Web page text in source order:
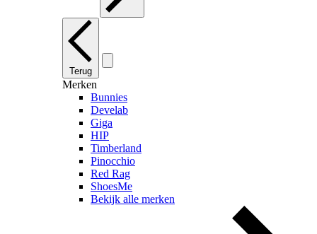
Terug
Merken
Bunnies
Develab
Giga
HIP
Timberland
Pinocchio
Red Rag
ShoesMe
Bekijk alle merken